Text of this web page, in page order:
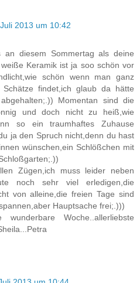
2013 um 10:42
an diesem Sommertag als deine
Keramik ist ja soo schön vor
schön wenn man ganz
findet,ich glaub da hätte
Momentan sind die
und doch nicht zu heiß,wie
so ein traumhaftes Zuhause
ja den Spruch nicht,denn du hast
wünschen,ein Schlößchen mit
Zügen,ich muss leider neben
noch sehr viel erledigen,die
von alleine,die freien Tage sind
Hauptsache frei;.)))
Woche..allerliebste